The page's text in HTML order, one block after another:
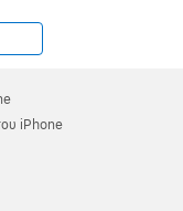
iPhone